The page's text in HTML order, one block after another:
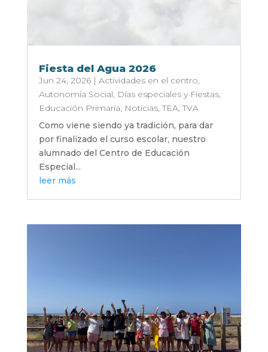
Fiesta del Agua 2026
Jun 24, 2026| Actividades en el centro
Autonomía Social Días especiales y Fiestas,
Educación Primaria Noticias,TEA ,TVA
Como viene siendo ya tradición, para dar
por finalizado el curso escolar, nuestro
alumnado del Centro de Educación
Especial...
leer más